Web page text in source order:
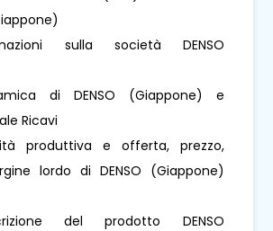
sulla società DENSO
di DENSO (Giappone) e
Ricavi
produttiva e offerta, prezzo,
lordo di DENSO (Giappone)
del prodotto DENSO